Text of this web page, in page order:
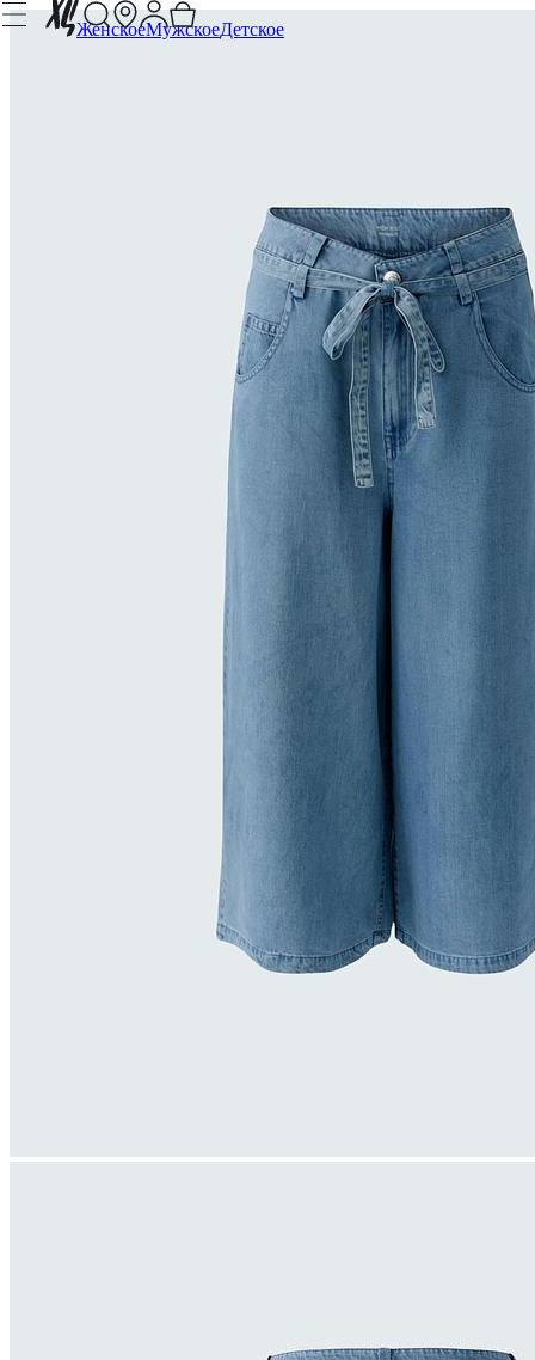
ЖенскоеМужскоеДетское